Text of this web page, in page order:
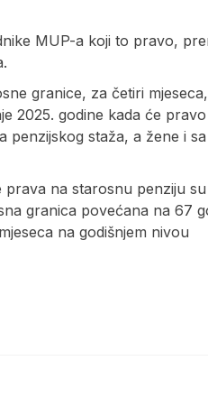
MUP-a koji to pravo,
granice, za četiri
2025. godine kada će
penzijskog staža, a žene i
na starosnu penziju
granica povećana na 67
na godišnjem nivou